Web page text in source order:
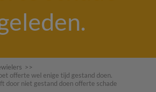
>>
offerte wel enige tijd gestand doen.
door niet gestand doen offerte schade